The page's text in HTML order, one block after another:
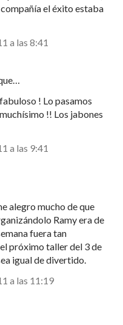
el éxito estaba
a las 8:41
! Lo pasamos
!! Los jabones
a las 9:41
alegro mucho de que
Ramy era de
fuera tan
próximo taller del 3 de
igual de divertido.
a las 11:19